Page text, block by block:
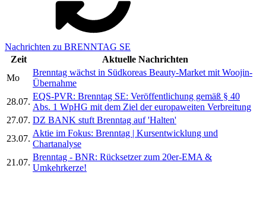
Nachrichten zu BRENNTAG SE
Zeit
Aktuelle Nachrichten
Mo
Brenntag wächst in Südkoreas Beauty-Market mit Woojin-
Übernahme
28.07.
EQS-PVR: Brenntag SE: Veröffentlichung gemäß § 40
Abs. 1 WpHG mit dem Ziel der europaweiten Verbreitung
27.07. DZ BANK stuft Brenntag auf 'Halten'
23.07.
Aktie im Fokus: Brenntag | Kursentwicklung und
Chartanalyse
21.07.
Brenntag - BNR: Rücksetzer zum 20er-EMA &
Umkehrkerze!